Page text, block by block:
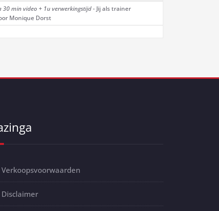
30 minvideo + 1u verwerkingstijd- Jij als trainer
Monique Dorst
Verkoopsvoorwaarden
Disclaimer